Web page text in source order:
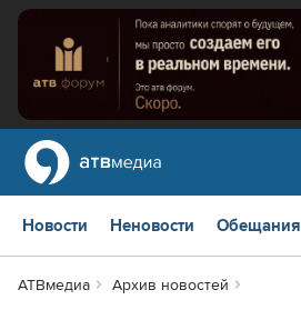
Новости Неновости Обещания
АТВмедиа
Архив новостей